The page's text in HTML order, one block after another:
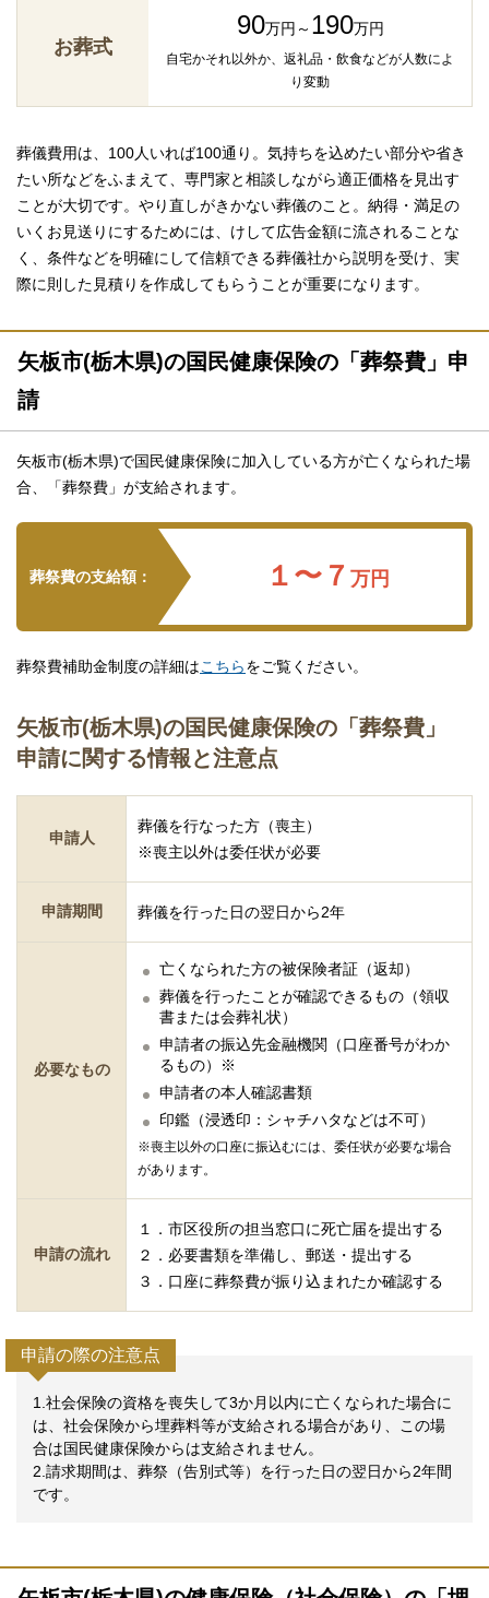
お葬式
90万円～ 190万円
自宅かそれ以外か、返礼品・飲食などが人数によ
り変動
葬儀費用は、100人いれば100通り。気持ちを込めたい部分や省き
たい所などをふまえて、専門家と相談しながら適正価格を見出す
ことが大切です。やり直しがきかない葬儀のこと。納得・満足の
いくお見送りにするためには、けして広告金額に流されることな
く、条件などを明確にして信頼できる葬儀社から説明を受け、実
際に則した見積りを作成してもらうことが重要になります。
矢板市(栃木県)の国民健康保険の「葬祭費」申
請
矢板市(栃木県)で国民健康保険に加入している方が亡くなられた場
合、「葬祭費」が支給されます。
葬祭費の支給額： １〜７万円
葬祭費補助金制度の詳細はこちらをご覧ください。
矢板市(栃木県)の国民健康保険の「葬祭費」
申請に関する情報と注意点
申請人
葬儀を行なった方（喪主）
※喪主以外は委任状が必要
申請期間 葬儀を行った日の翌日から2年
必要なもの
亡くなられた方の被保険者証（返却）
葬儀を行ったことが確認できるもの（領収
書または会葬礼状）
申請者の振込先金融機関（口座番号がわか
るもの）※
申請者の本人確認書類
印鑑（浸透印：シャチハタなどは不可）
※喪主以外の口座に振込むには、委任状が必要な場合
があります。
申請の流れ
１．市区役所の担当窓口に死亡届を提出する
２．必要書類を準備し、郵送・提出する
３．口座に葬祭費が振り込まれたか確認する
申請の際の注意点
1.社会保険の資格を喪失して3か月以内に亡くなられた場合に
は、社会保険から埋葬料等が支給される場合があり、この場
合は国民健康保険からは支給されません。
2.請求期間は、葬祭（告別式等）を行った日の翌日から2年間
です。